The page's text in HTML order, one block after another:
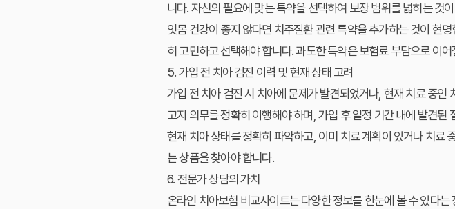
니다. 자신의 필요에 맞는 특약을 선택하여 보장 범위를 넓히는 것
잇몸 건강이 좋지 않다면 치주질환 관련 특약을 추가하는 것이 현
히 고민하고 선택해야 합니다. 과도한 특약은 보험료 부담으로 이
5. 가입 전 치아 검진 이력 및 현재 상태 고려
가입 전 치아 검진 시 치아에 문제가 발견되었거나, 현재 치료 중
고지 의무를 정확히 이행해야 하며, 가입 후 일정 기간 내에 발견
현재 치아 상태를 정확히 파악하고, 이미 치료 계획이 있거나 치료
는 상품을 찾아야 합니다.
6. 전문가 상담의 가치
온라인 치아보험 비교사이트는 다양한 정보를 한눈에 볼 수 있다